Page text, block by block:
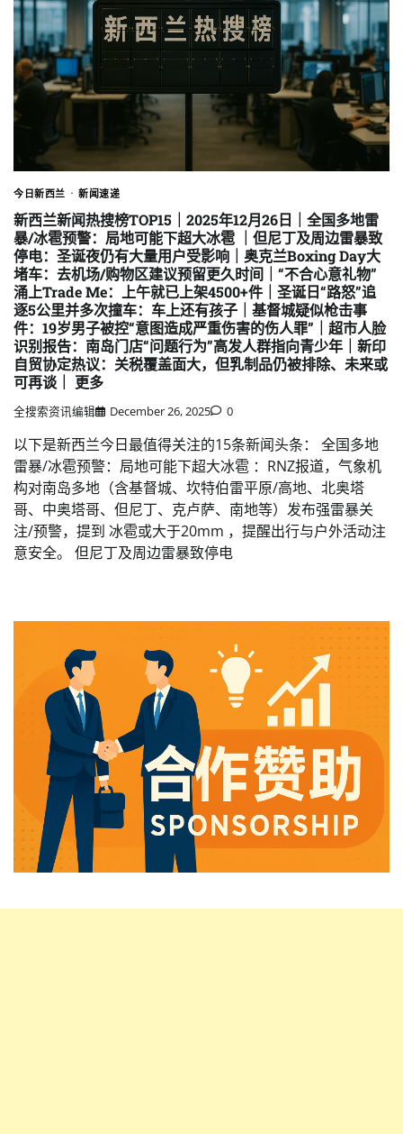
今日新西兰 新闻速递
新西兰新闻热搜榜TOP15｜2025年12月26日｜全国多地雷
暴/冰雹预警：局地可能下超大冰雹 ｜但尼丁及周边雷暴致
停电：圣诞夜仍有大量用户受影响｜奥克兰Boxing Day大
堵车：去机场/购物区建议预留更久时间｜“不合心意礼物”
涌上Trade Me：上午就已上架4500+件｜圣诞日“路怒”追
逐5公里并多次撞车：车上还有孩子｜基督城疑似枪击事
件：19岁男子被控“意图造成严重伤害的伤人罪”｜超市人脸
识别报告：南岛门店“问题行为”高发人群指向青少年｜新印
自贸协定热议：关税覆盖面大，但乳制品仍被排除、未来或
可再谈｜ 更多
全搜索资讯编辑 December 26, 2025 0
以下是新西兰今日最值得关注的15条新闻头条： 全国多地
雷暴/冰雹预警：局地可能下超大冰雹 ：RNZ报道，气象机
构对南岛多地（含基督城、坎特伯雷平原/高地、北奥塔
哥、中奥塔哥、但尼丁、克卢萨、南地等）发布强雷暴关
注/预警，提到 冰雹或大于20mm ，提醒出行与户外活动注
意安全。 但尼丁及周边雷暴致停电